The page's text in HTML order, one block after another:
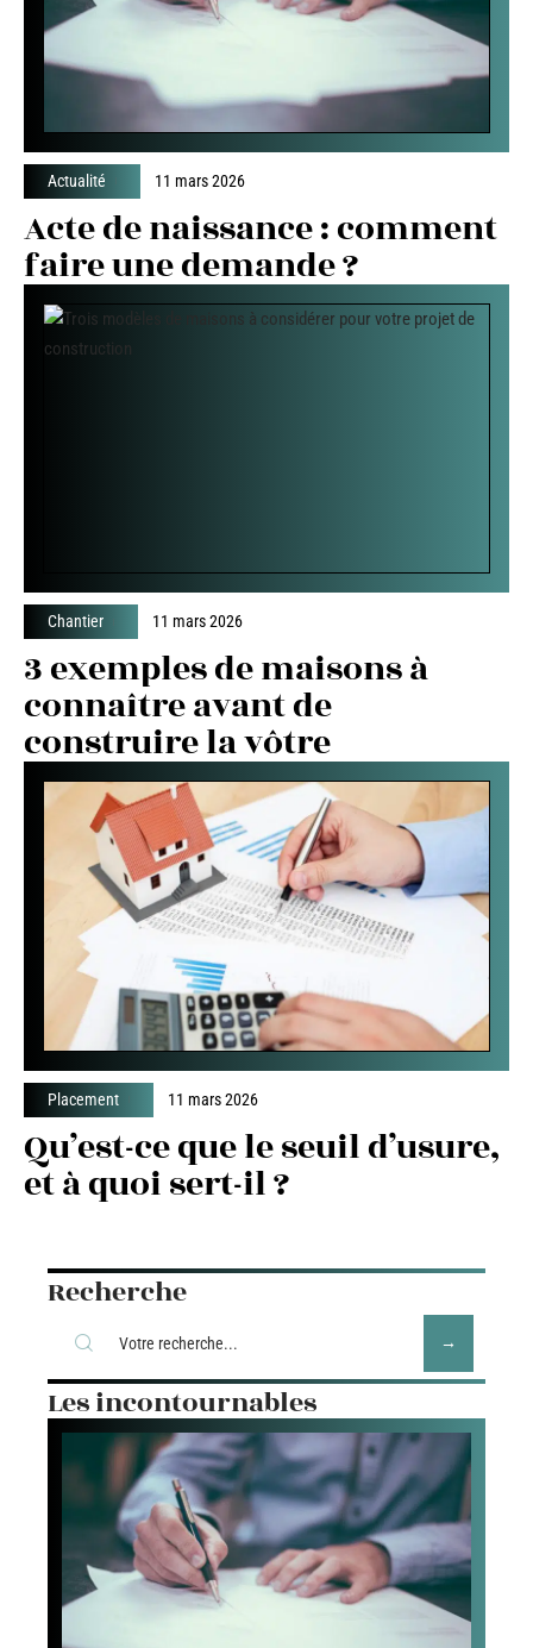
Actualité 11 mars 2026
Acte de naissance : comment
faire une demande ?
Chantier 11 mars 2026
3 exemples de maisons à
connaître avant de
construire la vôtre
Placement 11 mars 2026
Qu’est-ce que le seuil d’usure,
et à quoi sert-il ?
Recherche
Les incontournables